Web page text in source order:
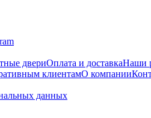
двериОплата и доставкаНаши
клиентамО компании
данных